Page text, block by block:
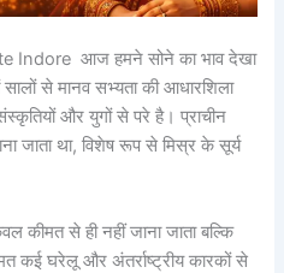
Indore आज हमने सोने का भाव देखा
से मानव सभ्यता की आधारशिला
और युगों से परे है। प्राचीन
जाता था, विशेष रूप से मिस्र के सूर्य
कीमत से ही नहीं जाना जाता बल्कि
कई घरेलू और अंतर्राष्ट्रीय कारकों से